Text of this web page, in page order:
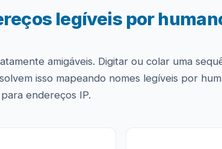
legíveis por
amigáveis. Digitar ou colar uma
isso mapeando nomes legíveis por
endereços IP.